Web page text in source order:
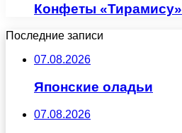
Конфеты «Тирамису»
Последние записи
07.08.2026
Японские оладьи
07.08.2026